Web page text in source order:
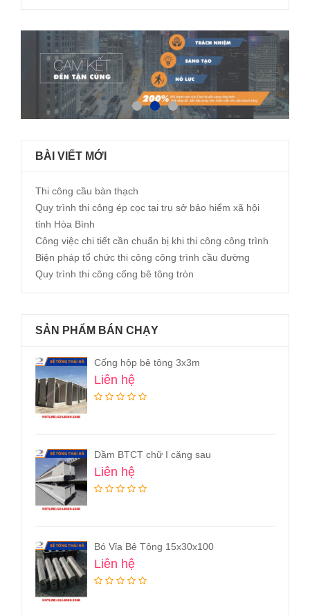
BÀI VIẾT MỚI
Thi công cầu bàn thạch
Quy trình thi công ép cọc tại trụ sở bảo hiểm xã hội
tỉnh Hòa Bình
Công việc chi tiết cần chuẩn bị khi thi công công trình
Biện pháp tổ chức thi công công trình cầu đường
Quy trình thi công cống bê tông tròn
SẢN PHẨM BÁN CHẠY
Cống hộp bê tông 3x3m
Liên hệ
Dầm BTCT chữ I căng sau
Liên hệ
Bó Vỉa Bê Tông 15x30x100
Liên hệ